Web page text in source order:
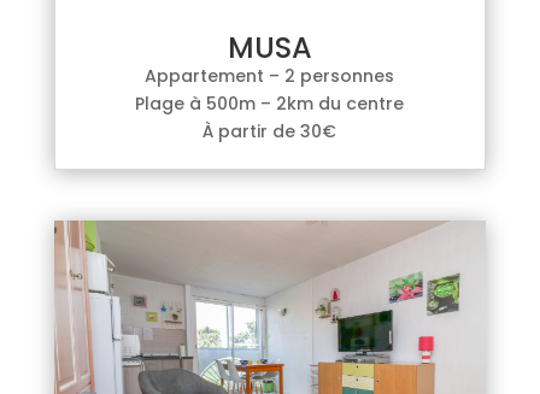
MUSA
Appartement – 2 personnes
Plage à 500m – 2km du centre
À partir de 30€